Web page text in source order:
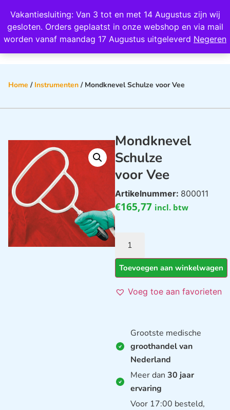
Vakantiesluiting: Van 3 tot en met 14 Augustus zijn wij
gesloten. Orders geplaatst in onze webshop en via mail
worden vanaf maandag 17 Augustus uitgeleverd Negeren
Wij scoren een 4,8 op Google
Home / Instrumenten / Mondknevel Schulze voor Vee
Mondknevel
Schulze
voor Vee
Artikelnummer: 800011
€165,77 incl. btw
Toevoegen aan winkelwagen
Voeg toe aan favorieten
Grootste medische
groothandel van
Nederland
Meer dan 30 jaar
ervaring
Voor 17:00 besteld,